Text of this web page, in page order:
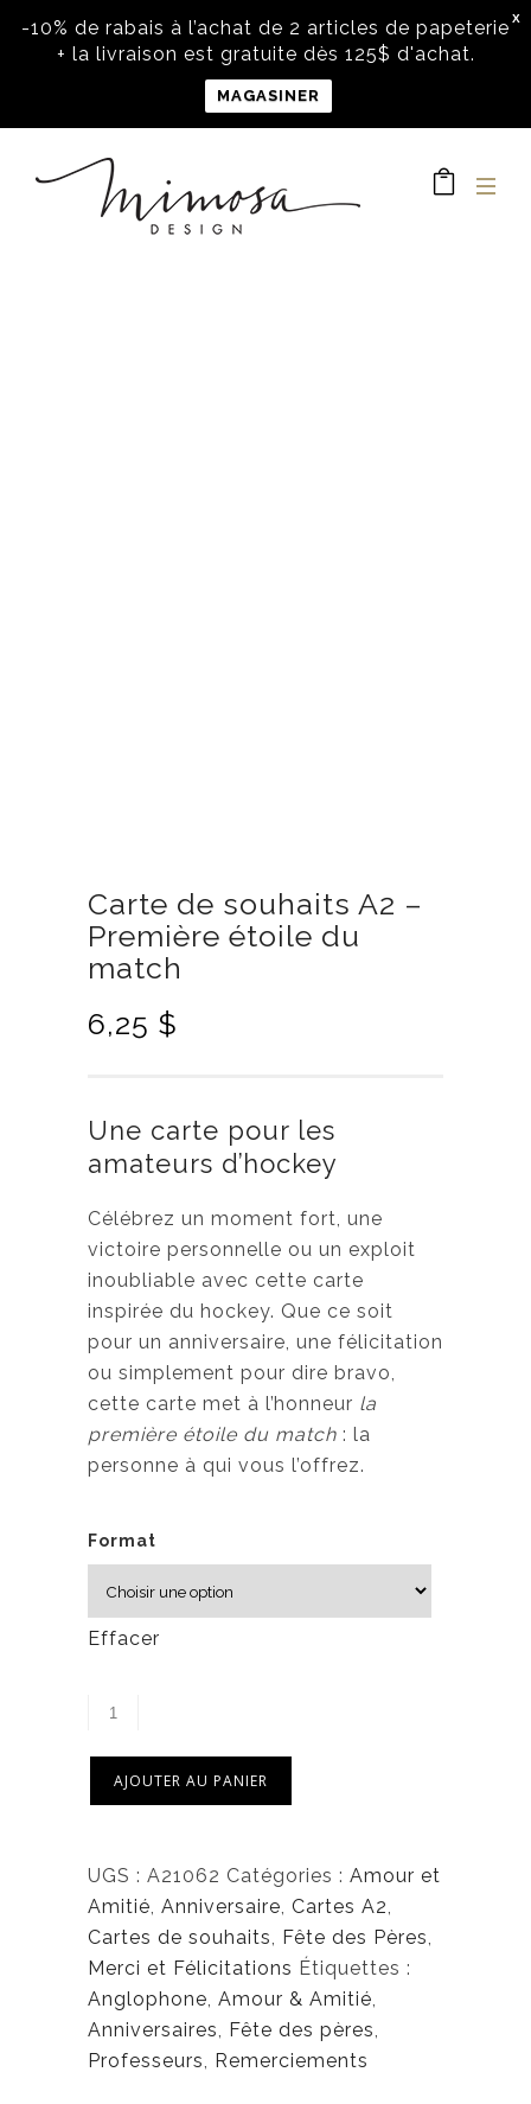
X
-10% de rabais à l’achat de 2 articles de papeterie
+ la livraison est gratuite dès 125$ d'achat.
MAGASINER
Carte de souhaits A2 –
Première étoile du
match
6,25 $
Une carte pour les
amateurs d’hockey
Célébrez un moment fort, une
victoire personnelle ou un exploit
inoubliable avec cette carte
inspirée du hockey. Que ce soit
pour un anniversaire, une félicitation
ou simplement pour dire bravo,
cette carte met à l’honneur la
première étoile du match : la
personne à qui vous l’offrez.
Format
Effacer
AJOUTER AU PANIER
UGS : A21062 Catégories : Amour et
Amitié, Anniversaire, Cartes A2,
Cartes de souhaits, Fête des Pères,
Merci et Félicitations Étiquettes :
Anglophone, Amour & Amitié,
Anniversaires, Fête des pères,
Professeurs, Remerciements